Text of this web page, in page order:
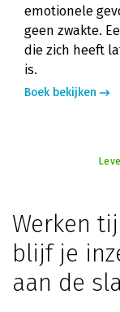
emotionele
geen zwakte.
die zich heeft
is.
Boek bekijken
Werken
blijf je
aan de